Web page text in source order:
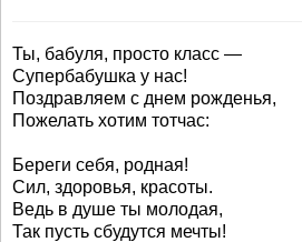
Ты, бабуля, просто класс —
Супербабушка у нас!
Поздравляем с днем рожденья,
Пожелать хотим тотчас:
Береги себя, родная!
Сил, здоровья, красоты.
Ведь в душе ты молодая,
Так пусть сбудутся мечты!